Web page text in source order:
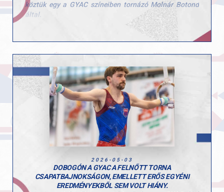
köztük egy a GYAC színeiben tornázó Molnár Botond
által.
Boti ugrásban 14.050 pontos gyakorlatával a dobogó
harmadik fokára állhatott a nemzetközi mezőnyben. A
volt az éremhez, ott végül a 4. helyen zárt.
Gratulálunk Botinak és edzőjének, Pisák Tamásnak a
kiemelkedő teljesítményhez! További hasonló sikereket
az idei szezonra!
2026-05-03
DOBOGÓN A GYAC A FELNŐTT TORNA
CSAPATBAJNOKSÁGON, EMELLETT ERŐS EGYÉNI
EREDMÉNYEKBŐL SEM VOLT HIÁNY.